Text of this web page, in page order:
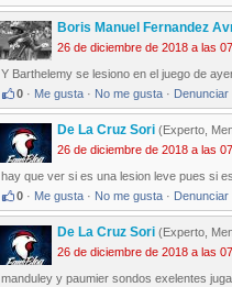
Boris Manuel Fernandez
26 de diciembre de 2018 a las
Y Barthelemy se lesiono en el juego de
0 · Me gusta · No me gusta · Denunciar
De La Cruz Sori (Experto,
26 de diciembre de 2018 a las
hay que ver si es una lesion leve pues si
0 · Me gusta · No me gusta · Denunciar
De La Cruz Sori (Experto,
26 de diciembre de 2018 a las
manduley y paumier sondos exelentes